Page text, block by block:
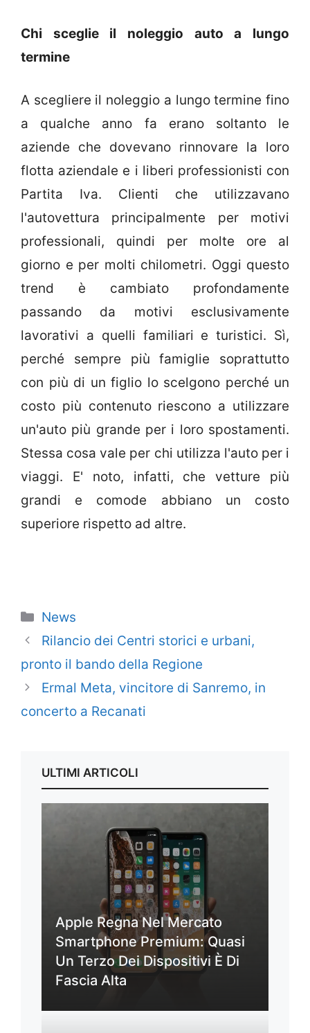
Chi sceglie il noleggio auto a lungo
termine
A scegliere il noleggio a lungo termine fino
a qualche anno fa erano soltanto le
aziende che dovevano rinnovare la loro
flotta aziendale e i liberi professionisti con
Partita Iva. Clienti che utilizzavano
l'autovettura principalmente per motivi
professionali, quindi per molte ore al
giorno e per molti chilometri. Oggi questo
trend è cambiato profondamente
passando da motivi esclusivamente
lavorativi a quelli familiari e turistici. Sì,
perché sempre più famiglie soprattutto
con più di un figlio lo scelgono perché un
costo più contenuto riescono a utilizzare
un'auto più grande per i loro spostamenti.
Stessa cosa vale per chi utilizza l'auto per i
viaggi. E' noto, infatti, che vetture più
grandi e comode abbiano un costo
superiore rispetto ad altre.
Categorie
News
Rilancio dei Centri storici e urbani,
pronto il bando della Regione
Ermal Meta, vincitore di Sanremo, in
concerto a Recanati
ULTIMI ARTICOLI
Apple Regna Nel Mercato
Smartphone Premium: Quasi
Un Terzo Dei Dispositivi È Di
Fascia Alta